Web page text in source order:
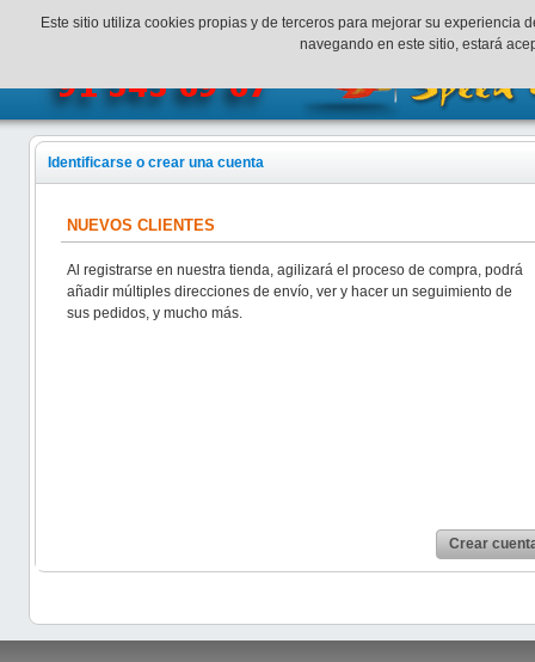
¡Bienvenidos a SpeedHobbys! Mi cuenta Finalizar
Identificarse o crear una cuenta
NUEVOS CLIENTES
Al registrarse en nuestra tienda, agilizará el proceso de compra, podrá
añadir múltiples direcciones de envío, ver y hacer un seguimiento de
sus pedidos, y mucho más.
Crear
Este sitio utiliza cookies propias y de terceros para mejorar su
navegando en este sitio, estará